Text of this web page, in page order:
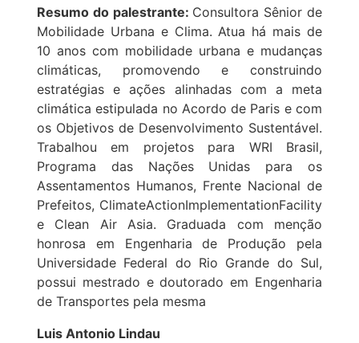
Resumo do palestrante: Consultora Sênior de
Mobilidade Urbana e Clima. Atua há mais de
10 anos com mobilidade urbana e mudanças
climáticas, promovendo e construindo
estratégias e ações alinhadas com a meta
climática estipulada no Acordo de Paris e com
os Objetivos de Desenvolvimento Sustentável.
Trabalhou em projetos para WRI Brasil,
Programa das Nações Unidas para os
Assentamentos Humanos, Frente Nacional de
Prefeitos, ClimateActionImplementationFacility
e Clean Air Asia. Graduada com menção
honrosa em Engenharia de Produção pela
Universidade Federal do Rio Grande do Sul,
possui mestrado e doutorado em Engenharia
de Transportes pela mesma
Luis Antonio Lindau